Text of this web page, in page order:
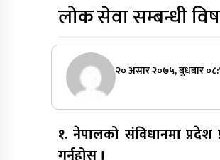
लोक सेवा सम्बन्धी
२० असार २०७५, बुधबार
१. नेपालको संविधानमा